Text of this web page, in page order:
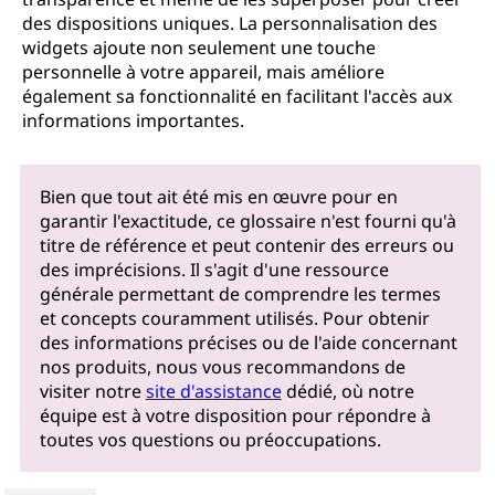
des dispositions uniques. La personnalisation des
widgets ajoute non seulement une touche
personnelle à votre appareil, mais améliore
également sa fonctionnalité en facilitant l'accès aux
informations importantes.
Bien que tout ait été mis en œuvre pour en
garantir l'exactitude, ce glossaire n'est fourni qu'à
titre de référence et peut contenir des erreurs ou
des imprécisions. Il s'agit d'une ressource
générale permettant de comprendre les termes
et concepts couramment utilisés. Pour obtenir
des informations précises ou de l'aide concernant
nos produits, nous vous recommandons de
visiter notresite d'assistancedédié, où notre
équipe est à votre disposition pour répondre à
toutes vos questions ou préoccupations.